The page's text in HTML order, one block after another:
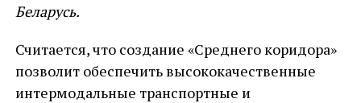
Беларусь.
Считается, что создание «Среднего коридора»
позволит обеспечить высококачественные
интермодальные транспортные и